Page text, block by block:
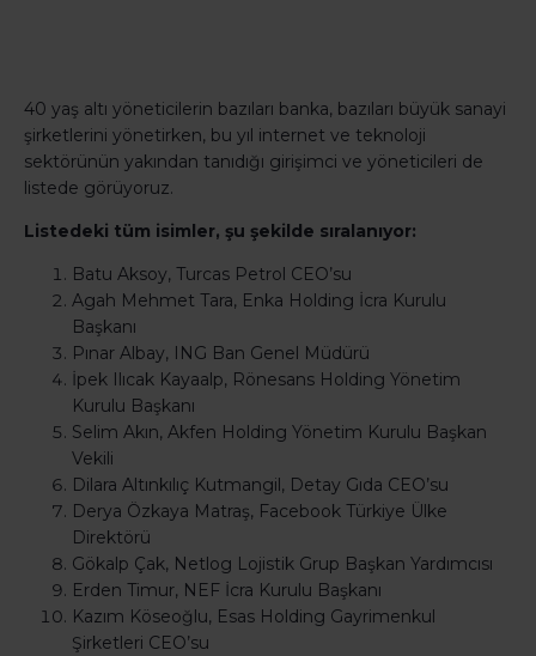
40 yaş altı yöneticilerin bazıları banka, bazıları büyük sanayi
şirketlerini yönetirken, bu yıl internet ve teknoloji
sektörünün yakından tanıdığı girişimci ve yöneticileri de
listede görüyoruz.
Listedeki tüm isimler, şu şekilde sıralanıyor:
Batu Aksoy, Turcas Petrol CEO’su
Agah Mehmet Tara, Enka Holding İcra Kurulu
Başkanı
Pınar Albay, ING Ban Genel Müdürü
İpek Ilıcak Kayaalp, Rönesans Holding Yönetim
Kurulu Başkanı
Selim Akın, Akfen Holding Yönetim Kurulu Başkan
Vekili
Dilara Altınkılıç Kutmangil, Detay Gıda CEO’su
Derya Özkaya Matraş, Facebook Türkiye Ülke
Direktörü
Gökalp Çak, Netlog Lojistik Grup Başkan Yardımcısı
Erden Timur, NEF İcra Kurulu Başkanı
Kazım Köseoğlu, Esas Holding Gayrimenkul
Şirketleri CEO’su